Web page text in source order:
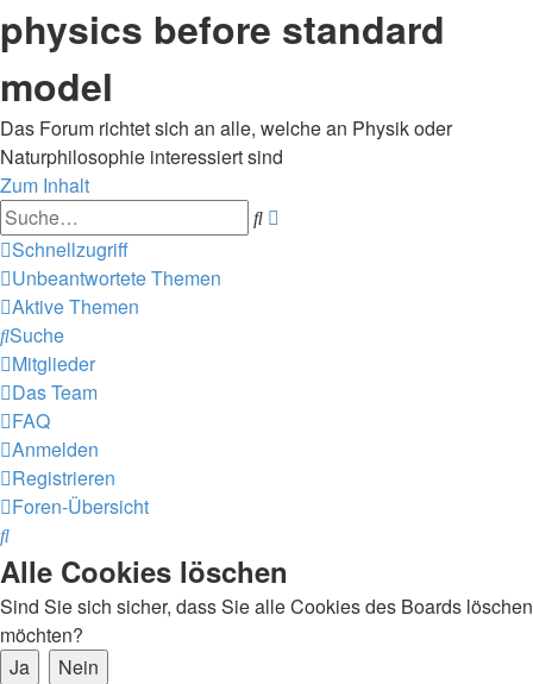
physics before standard
model
Das Forum richtet sich an alle, welche an Physik oder
Naturphilosophie interessiert sind
Zum Inhalt
Suche
Schnellzugriff
Unbeantwortete Themen
Aktive Themen
Suche
Mitglieder
Das Team
FAQ
Anmelden
Registrieren
Foren-Übersicht
Suche
Alle Cookies löschen
Sind Sie sich sicher, dass Sie alle Cookies des Boards löschen
möchten?